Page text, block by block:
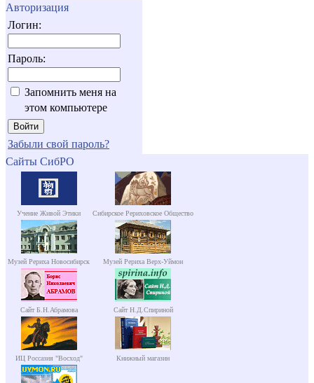
Авторизация
Логин:
Пароль:
Запомнить меня на
этом компьютере
Забыли свой пароль?
Сайты СибРО
Учение Живой Этики Сибирское Рериховское Общество
Музей Рериха Новосибирск Музей Рериха Верх-Уймон
Сайт Б.Н.Абрамова Сайт Н.Д.Спириной
ИЦ Россазия "Восход" Книжный магазин